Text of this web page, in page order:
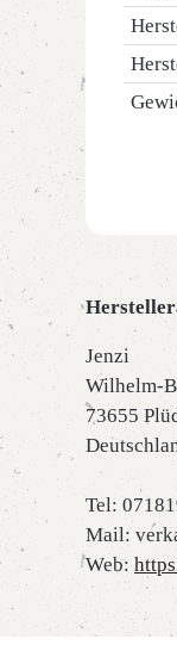
Jenzi
Wilhelm-
73655
Tel:
Mail:
Web: